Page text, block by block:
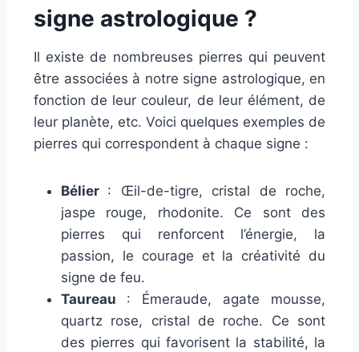
signe astrologique ?
Il existe de nombreuses pierres qui peuvent
être associées à notre signe astrologique, en
fonction de leur couleur, de leur élément, de
leur planète, etc. Voici quelques exemples de
pierres qui correspondent à chaque signe :
Bélier : Œil-de-tigre, cristal de roche,
jaspe rouge, rhodonite. Ce sont des
pierres qui renforcent l’énergie, la
passion, le courage et la créativité du
signe de feu.
Taureau : Émeraude, agate mousse,
quartz rose, cristal de roche. Ce sont
des pierres qui favorisent la stabilité, la